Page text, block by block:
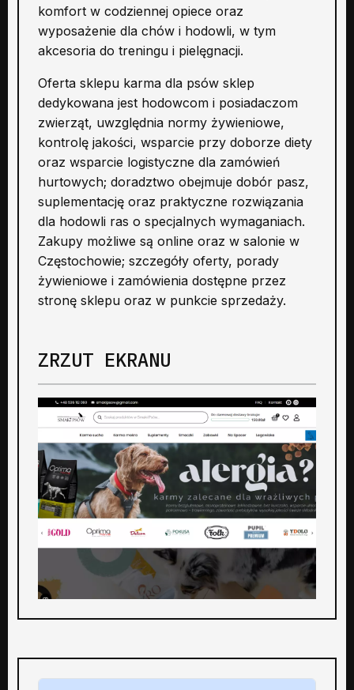
komfort w codziennej opiece oraz
wyposażenie dla chów i hodowli, w tym
akcesoria do treningu i pielęgnacji.
Oferta sklepu karma dla psów sklep
dedykowana jest hodowcom i posiadaczom
zwierząt, uwzględnia normy żywieniowe,
kontrolę jakości, wsparcie przy doborze diety
oraz wsparcie logistyczne dla zamówień
hurtowych; doradztwo obejmuje dobór pasz,
suplementację oraz praktyczne rozwiązania
dla hodowli ras o specjalnych wymaganiach.
Zakupy możliwe są online oraz w salonie w
Częstochowie; szczegóły oferty, porady
żywieniowe i zamówienia dostępne przez
stronę sklepu oraz w punkcie sprzedaży.
ZRZUT EKRANU